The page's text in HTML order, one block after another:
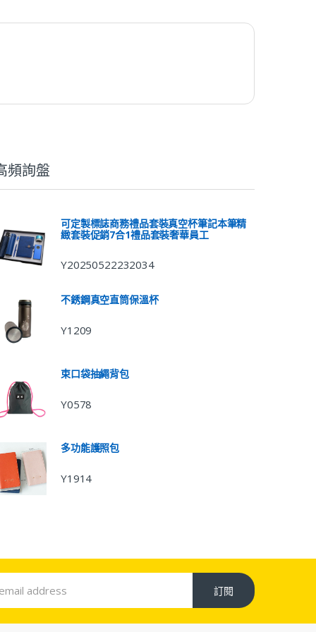
頻詢盤
可定製標誌商務禮品套裝真空杯筆記本筆精
緻套裝促銷7合1禮品套裝奢華員工
Y20250522232034
不銹鋼真空直筒保溫杯
Y1209
束口袋抽繩背包
Y0578
多功能護照包
Y1914
訂閱